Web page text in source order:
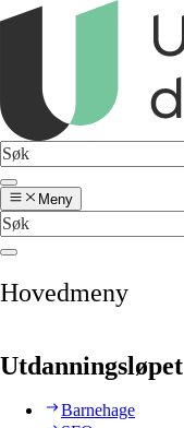
Meny
Hovedmeny
Utdanningsløpet
Barnehage